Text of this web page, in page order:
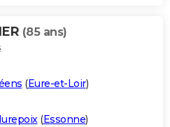
(85 ans)
(Eure-et-Loir)
(Essonne)